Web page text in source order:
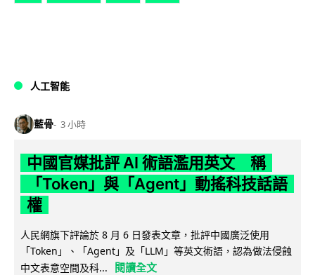
人工智能
藍骨 3 小時
中國官媒批評 AI 術語濫用英文 稱
「Token」與「Agent」動搖科技話語
權
人民網旗下評論於 8 月 6 日發表文章，批評中國廣泛使用
「Token」、「Agent」及「LLM」等英文術語，認為做法侵蝕
中文表意空間及科...
閱讀全文